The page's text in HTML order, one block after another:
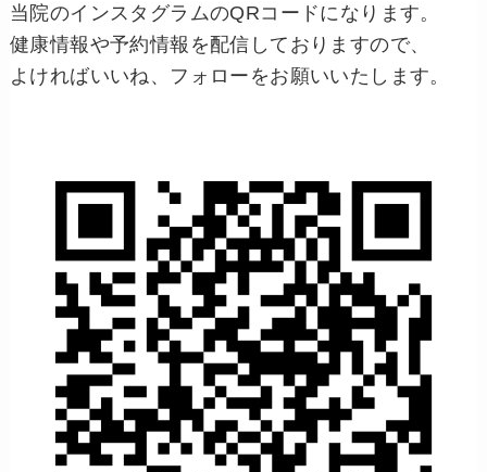
当院のインスタグラムのQRコードになります。
健康情報や予約情報を配信しておりますので、
よければいいね、フォローをお願いいたします。